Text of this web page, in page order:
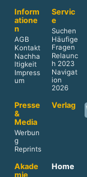
Inform
atione
n
AGB
Kontakt
Nachha
ltigkeit
Impress
um
Servic
e
Suchen
Häufige
Fragen
Relaunc
h 2023
Navigat
ion
2026
Presse
&
Media
Werbun
g
Reprints
Verlag
Akade
mie
Home